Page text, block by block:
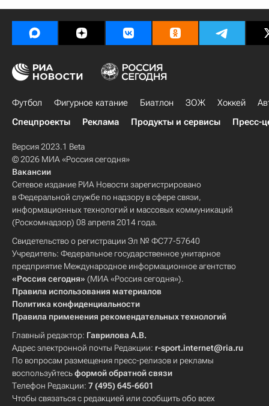
Футбол Фигурное катание Биатлон ЗОЖ Хоккей
Спецпроекты
Реклама Продукты и сервисы Пресс-
Версия 2023.1 Beta
© 2026 МИА «Россия сегодня»
Вакансии
Сетевое издание РИА Новости зарегистрировано
в Федеральной службе по надзору в сфере связи,
информационных технологий и массовых коммуникаций
(Роскомнадзор) 08 апреля 2014 года.
Свидетельство о регистрации Эл № ФС77-57640
Учредитель: Федеральное государственное унитарное
предприятие Международное информационное агентство
«Россия сегодня» (МИА «Россия сегодня»).
Правила использования материалов
Политика конфиденциальности
Правила применения рекомендательных технологий
Главный редактор: Гаврилова А.В.
Адрес электронной почты Редакции: r-sport.internet@ria.ru
По вопросам размещения пресс-релизов и рекламы
воспользуйтесьформой обратной связи
Телефон Редакции: 7 (495) 645-6601
Чтобы связаться с редакцией или сообщить обо всех